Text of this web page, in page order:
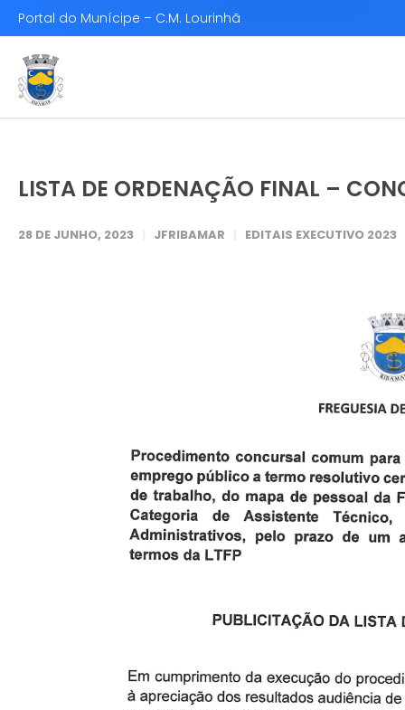
Portal do Munícipe – C.M. Lourinhã
LISTA DE ORDENAÇÃO FINAL –
28 DE JUNHO, 2023 JFRIBAMAR EDITAIS EXECUTIVO 2023